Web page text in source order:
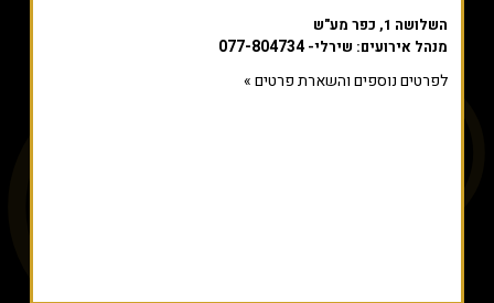
השלושה 1, כפר מע"ש
מנהל אירועים: שירלי-077-804734
לפרטים נוספים והשארת פרטים »